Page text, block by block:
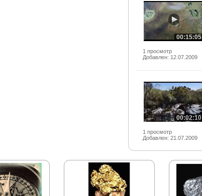
00:15:05
1 просмотр
Добавлен: 12.07.2009
00:02:10
1 просмотр
Добавлен: 21.07.2009